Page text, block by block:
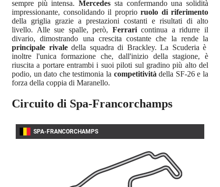
sempre più intensa.Mercedes sta confermando una solidità
impressionante, consolidando il proprio ruolo di riferimento
della griglia grazie a prestazioni costanti e risultati di alto
livello. Alle sue spalle, però, Ferraricontinua a ridurre il
divario, dimostrando una crescita costante che la rende la
principale rivaledella squadra di Brackley. La Scuderia è
inoltre l'unica formazione che, dall'inizio della stagione, è
riuscita a portare entrambi i suoi piloti sul gradino più alto del
podio, un dato che testimonia la competitivitàdella SF-26 e la
forza della coppia di Maranello.
Circuito di Spa-Francorchamps